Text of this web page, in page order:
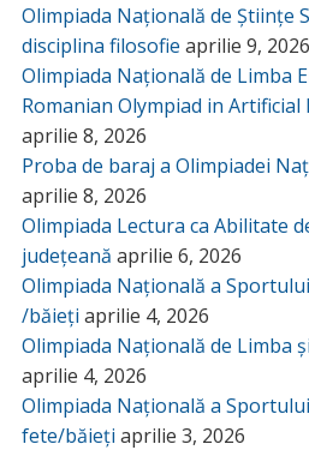
Olimpiada Națională de Științe
disciplina filosofie aprilie 9, 2026
Olimpiada Națională de Limba
Romanian Olympiad in Artificial
aprilie 8, 2026
Proba de baraj a Olimpiadei
aprilie 8, 2026
Olimpiada Lectura ca Abilitate
județeană aprilie 6, 2026
Olimpiada Națională a
/băieți aprilie 4, 2026
Olimpiada Națională de Limba
aprilie 4, 2026
Olimpiada Națională a
fete/băieți aprilie 3, 2026